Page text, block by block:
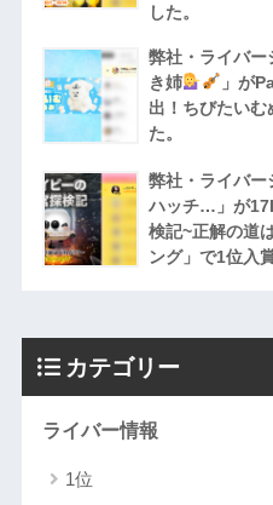
した。
弊社・ライバー
き姉
」が
出！ちびたい
た。
弊社・ライバ
ハッチ…」が
検記~正解の道
ング」で1位入
カテゴリー
ライバー情報
1位